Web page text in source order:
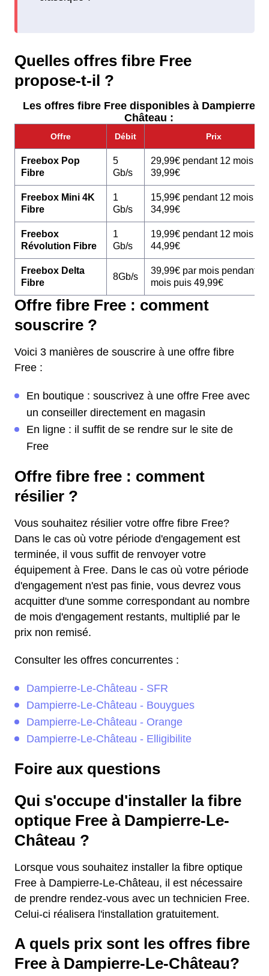
Quelles offres fibre Free
propose-t-il ?
Les offres fibre Free disponibles à Dampierre-
Château :
Offre Débit Prix
Freebox Pop
Fibre
5
Gb/s
29,99€ pendant 12 mois
39,99€
Freebox Mini 4K
Fibre
1
Gb/s
15,99€ pendant 12 mois
34,99€
Freebox
Révolution Fibre
1
Gb/s
19,99€ pendant 12 mois
44,99€
Freebox Delta
Fibre
8Gb/s
39,99€ par mois pendant 12
mois puis 49,99€
Offre fibre Free : comment
souscrire ?
Voici 3 manières de souscrire à une offre fibre
Free :
En boutique : souscrivez à une offre Free avec
un conseiller directement en magasin
En ligne : il suffit de se rendre sur le site de
Free
Offre fibre free : comment
résilier ?
Vous souhaitez résilier votre offre fibre Free?
Dans le cas où votre période d'engagement est
terminée, il vous suffit de renvoyer votre
équipement à Free. Dans le cas où votre période
d'engagement n'est pas finie, vous devrez vous
acquitter d'une somme correspondant au nombre
de mois d'engagement restants, multiplié par le
prix non remisé.
Consulter les offres concurrentes :
Dampierre-Le-Château - SFR
Dampierre-Le-Château - Bouygues
Dampierre-Le-Château - Orange
Dampierre-Le-Château - Elligibilite
Foire aux questions
Qui s'occupe d'installer la fibre
optique Free à Dampierre-Le-
Château ?
Lorsque vous souhaitez installer la fibre optique
Free à Dampierre-Le-Château, il est nécessaire
de prendre rendez-vous avec un technicien Free.
Celui-ci réalisera l'installation gratuitement.
A quels prix sont les offres fibre
Free à Dampierre-Le-Château?